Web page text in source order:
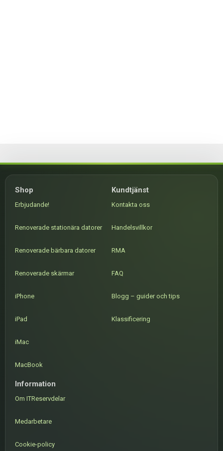
Shop
Erbjudande!
Renoverade stationära datorer
Renoverade bärbara datorer
Renoverade skärmar
iPhone
iPad
iMac
MacBook
Kundtjänst
Kontakta oss
Handelsvillkor
RMA
FAQ
Blogg – guider och tips
Klassificering
Information
Om ITReservdelar
Medarbetare
Cookie-policy